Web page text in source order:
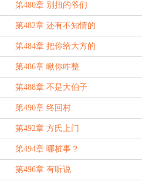
第480章 别扭的爷们
第482章 还有不知情的
第484章 把你给大方的
第486章 瞅你咋整
第488章 不是大伯子
第490章 终回村
第492章 方氏上门
第494章 哪桩事？
第496章 有听说